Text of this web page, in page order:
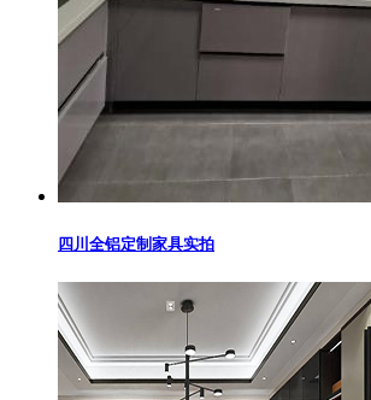
四川全铝定制家具实拍